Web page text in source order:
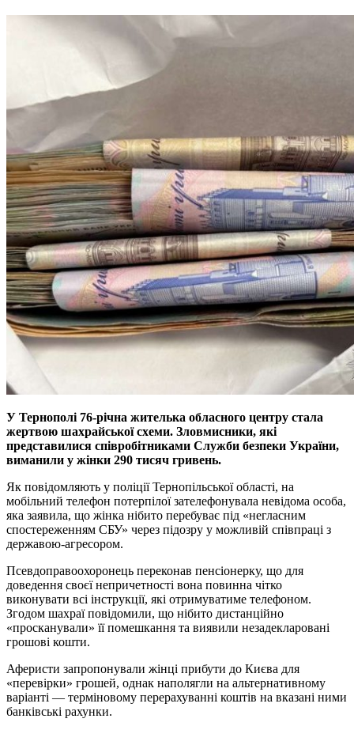
У Тернополі 76-річна жителька обласного центру стала
жертвою шахрайської схеми. Зловмисники, які
представилися співробітниками Служби безпеки України,
виманили у жінки 290 тисяч гривень.
Як повідомляють у поліції Тернопільської області, на
мобільний телефон потерпілої зателефонувала невідома особа,
яка заявила, що жінка нібито перебуває під «негласним
спостереженням СБУ» через підозру у можливій співпраці з
державою-агресором.
Псевдоправоохоронець переконав пенсіонерку, що для
доведення своєї непричетності вона повинна чітко
виконувати всі інструкції, які отримуватиме телефоном.
Згодом шахраї повідомили, що нібито дистанційно
«просканували» її помешкання та виявили незадекларовані
грошові кошти.
Аферисти запропонували жінці прибути до Києва для
«перевірки» грошей, однак наполягли на альтернативному
варіанті — терміновому перерахуванні коштів на вказані ними
банківські рахунки.